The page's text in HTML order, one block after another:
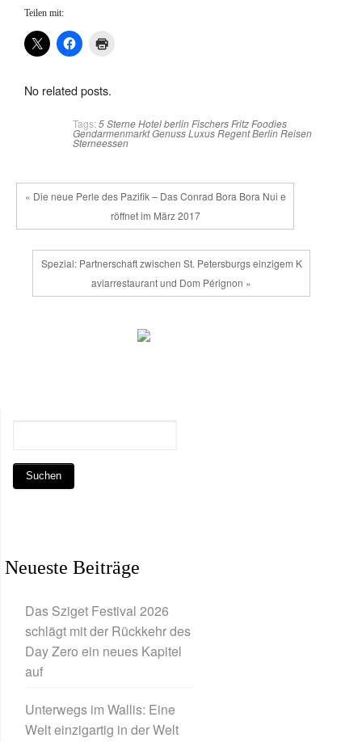
Teilen mit:
No related posts.
Tags: 5 Sterne HotelberlinFischers FritzFoodies
GendarmenmarktGenussLuxusRegent BerlinReisen
Sterneessen
« Die neue Perle des Pazifik – Das Conrad Bora Bora Nui e
röffnet im März 2017
Spezial: Partnerschaft zwischen St. Petersburgs einzigem K
aviarrestaurant und Dom Pérignon »
Neueste Beiträge
Das Sziget Festival 2026
schlägt mit der Rückkehr des
Day Zero ein neues Kapitel
auf
Unterwegs im Wallis: Eine
Welt einzigartig in der Welt